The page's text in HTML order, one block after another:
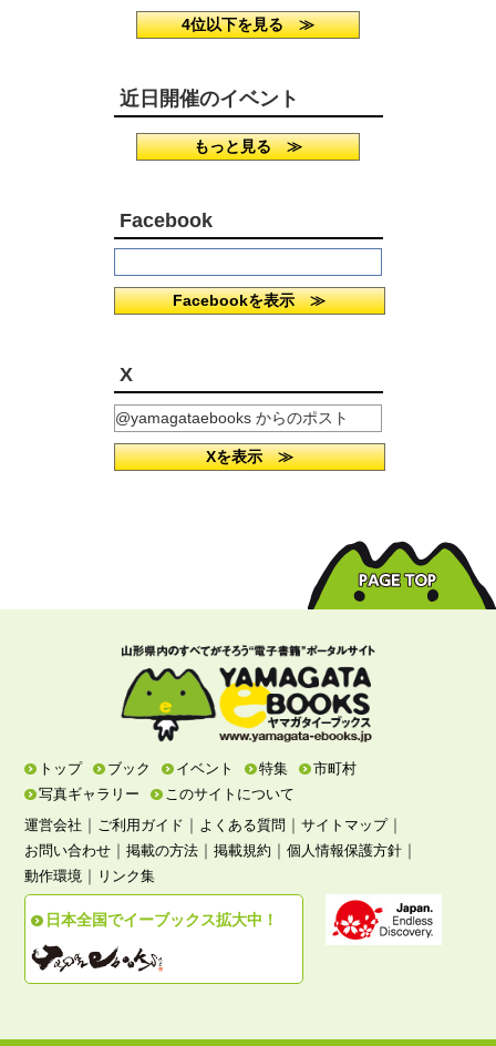
4位以下を見る ≫
近日開催のイベント
もっと見る ≫
Facebook
Facebookを表示 ≫
X
@yamagataebooks からのポスト
Xを表示 ≫
トップ ブック イベント 特集
市町村
写真ギャラリー
このサイトについて
運営会社 ｜ ご利用ガイド ｜ よくある質問 ｜サイトマップ｜
お問い合わせ ｜掲載の方法 ｜掲載規約 ｜個人情報保護方針 ｜
動作環境 ｜ リンク集
日本全国でイーブックス拡大中！